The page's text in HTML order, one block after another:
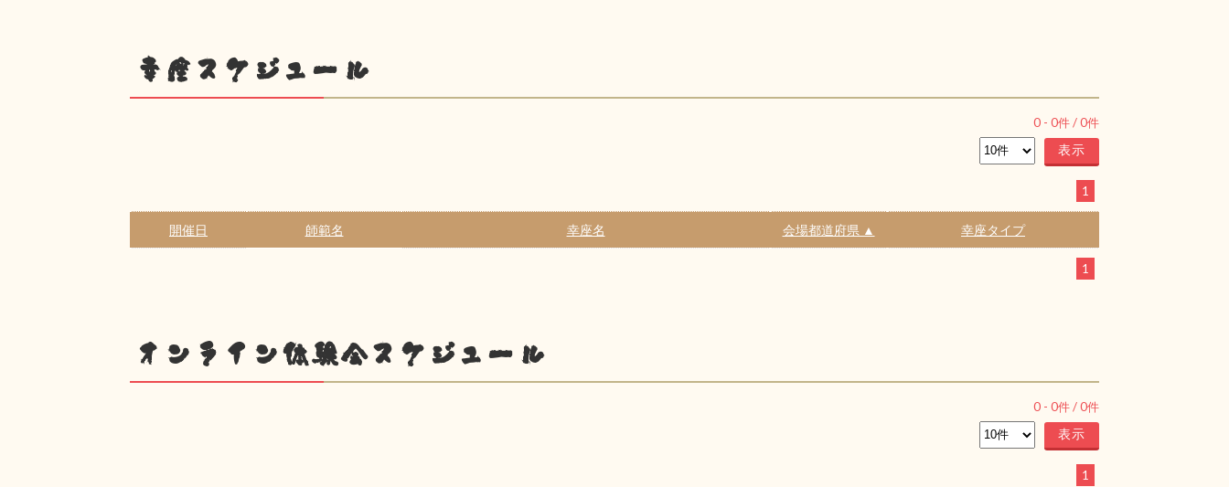
幸座スケジュール
0 - 0件 /0件
1
開催日 師範名 幸座名 会場都道府県 ▲ 幸座タイプ
1
オンライン体験会スケジュール
0 - 0件 /0件
1